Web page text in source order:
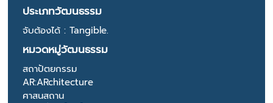
ประเภทวัฒนธรรม
จับต้องได้ : Tangible.
หมวดหมู่วัฒนธรรม
สถาปัตยกรรม
AR:ARchitecture
ศาสนสถาน